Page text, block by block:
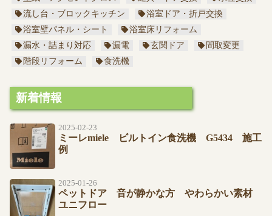
流し台・ブロックキッチン
浴室ドア・折戸交換
浴室壁パネル・シート
浴室床リフォーム
漏水・詰まり対応
漏電 玄関ドア
間取変更
階段リフォーム
食洗機
新着情報
2025-02-23
ミーレmiele ビルトイン食洗機 G5434 施工
例
2025-01-26
ペットドア 音が静かな方 やわらかい素材
ユニフロー